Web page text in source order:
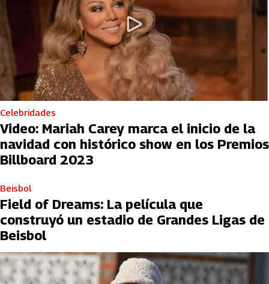
Celebridades
Video: Mariah Carey marca el inicio de la
navidad con histórico show en los Premios
Billboard 2023
Beisbol
Field of Dreams: La película que
construyó un estadio de Grandes Ligas de
Beisbol